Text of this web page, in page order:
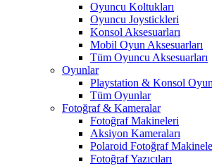
Oyuncu Koltukları
Oyuncu Joystickleri
Konsol Aksesuarları
Mobil Oyun Aksesuarları
Tüm Oyuncu Aksesuarları
Oyunlar
Playstation & Konsol
Tüm Oyunlar
Fotoğraf & Kameralar
Fotoğraf Makineleri
Aksiyon Kameraları
Polaroid Fotoğraf
Fotoğraf Yazıcıları